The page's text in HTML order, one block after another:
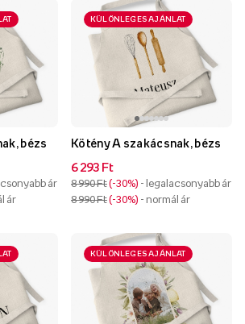
bézs
ár
ár
KÜLÖNLEGES AJÁNLAT
Kötény A szakácsnak, bézs
6 293 Ft
8 990 Ft -30% - legalacsonyabb ár
8 990 Ft -30% - normál ár
KÜLÖNLEGES AJÁNLAT